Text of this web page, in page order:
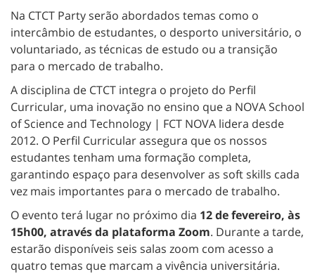
Na CTCT Party serão abordados temas como o
intercâmbio de estudantes, o desporto universitário, o
voluntariado, as técnicas de estudo ou a transição
para o mercado de trabalho.
A disciplina de CTCT integra o projeto do Perfil
Curricular, uma inovação no ensino que a NOVA School
of Science and Technology | FCT NOVA lidera desde
2012. O Perfil Curricular assegura que os nossos
estudantes tenham uma formação completa,
garantindo espaço para desenvolver as soft skills cada
vez mais importantes para o mercado de trabalho.
O evento terá lugar no próximo dia 12 de fevereiro, às
15h00, através da plataforma Zoom. Durante a tarde,
estarão disponíveis seis salas zoom com acesso a
quatro temas que marcam a vivência universitária.